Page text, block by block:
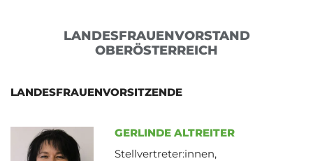
LANDESFRAUENVORSTAND
OBERÖSTERREICH
LANDESFRAUENVORSITZENDE
GERLINDE ALTREITER
Stellvertreter:innen,